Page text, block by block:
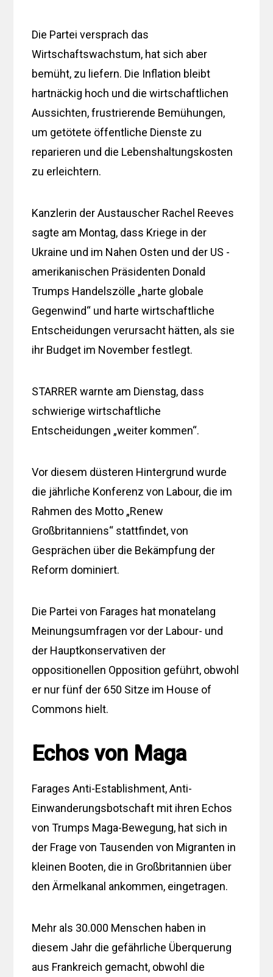
Die Partei versprach das
Wirtschaftswachstum, hat sich aber
bemüht, zu liefern. Die Inflation bleibt
hartnäckig hoch und die wirtschaftlichen
Aussichten, frustrierende Bemühungen,
um getötete öffentliche Dienste zu
reparieren und die Lebenshaltungskosten
zu erleichtern.
Kanzlerin der Austauscher Rachel Reeves
sagte am Montag, dass Kriege in der
Ukraine und im Nahen Osten und der US -
amerikanischen Präsidenten Donald
Trumps Handelszölle „harte globale
Gegenwind“ und harte wirtschaftliche
Entscheidungen verursacht hätten, als sie
ihr Budget im November festlegt.
STARRER warnte am Dienstag, dass
schwierige wirtschaftliche
Entscheidungen „weiter kommen“.
Vor diesem düsteren Hintergrund wurde
die jährliche Konferenz von Labour, die im
Rahmen des Motto „Renew
Großbritanniens“ stattfindet, von
Gesprächen über die Bekämpfung der
Reform dominiert.
Die Partei von Farages hat monatelang
Meinungsumfragen vor der Labour- und
der Hauptkonservativen der
oppositionellen Opposition geführt, obwohl
er nur fünf der 650 Sitze im House of
Commons hielt.
Echos von Maga
Farages Anti-Establishment, Anti-
Einwanderungsbotschaft mit ihren Echos
von Trumps Maga-Bewegung, hat sich in
der Frage von Tausenden von Migranten in
kleinen Booten, die in Großbritannien über
den Ärmelkanal ankommen, eingetragen.
Mehr als 30.000 Menschen haben in
diesem Jahr die gefährliche Überquerung
aus Frankreich gemacht, obwohl die